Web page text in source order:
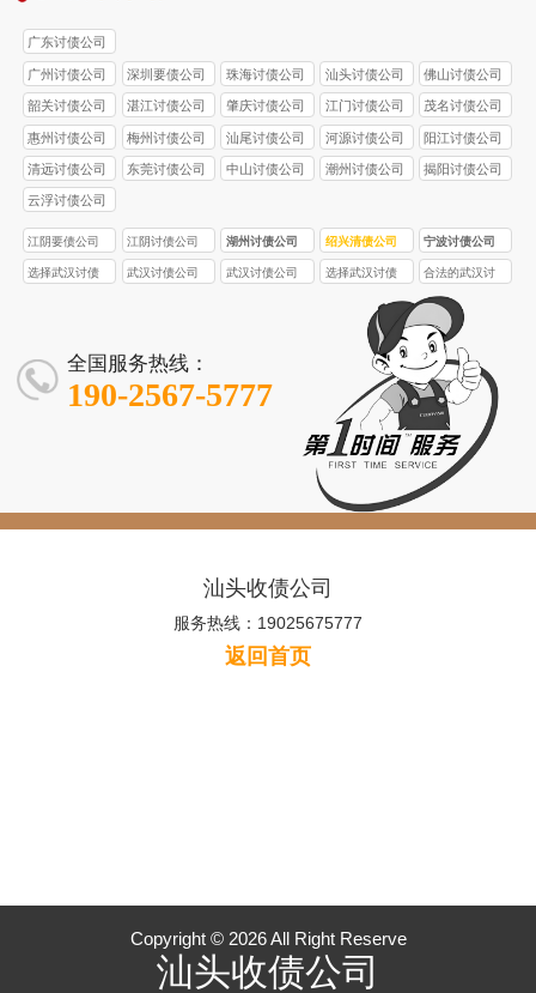
广东讨债公司
广州讨债公司 深圳要债公司 珠海讨债公司 汕头讨债公司 佛山讨债公司
韶关讨债公司 湛江讨债公司 肇庆讨债公司 江门讨债公司 茂名讨债公司
惠州讨债公司 梅州讨债公司 汕尾讨债公司 河源讨债公司 阳江讨债公司
清远讨债公司 东莞讨债公司 中山讨债公司 潮州讨债公司 揭阳讨债公司
云浮讨债公司
江阴要债公司 江阴讨债公司 湖州讨债公司 绍兴清债公司 宁波讨债公司
选择武汉讨债
武汉讨债公司
武汉讨债公司
选择武汉讨债
合法的武汉讨
债公司
全国服务热线：
190-2567-5777
汕头收债公司
服务热线：19025675777
返回首页
Copyright © 2026 All Right Reserve
汕头收债公司